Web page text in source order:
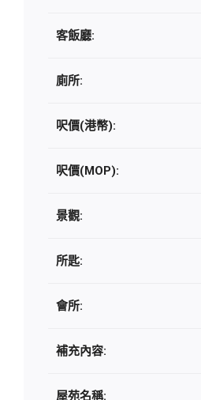
客飯廳:
廁所:
呎價(港幣):
呎價(MOP):
景觀:
所匙:
會所:
補充內容:
屋苑名稱: